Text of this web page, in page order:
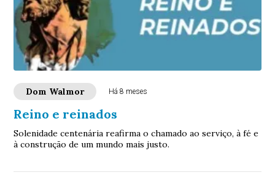
Dom Walmor Há 8 meses
Reino e reinados
Solenidade centenária reafirma o chamado ao serviço, à fé e
à construção de um mundo mais justo.